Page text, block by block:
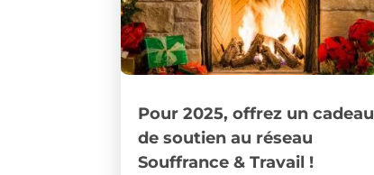
Pour 2025, offrez un cadeau
de soutien au réseau
Souffrance & Travail !